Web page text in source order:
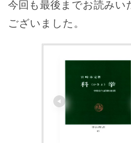
今回も最後までお読みい
ございました。